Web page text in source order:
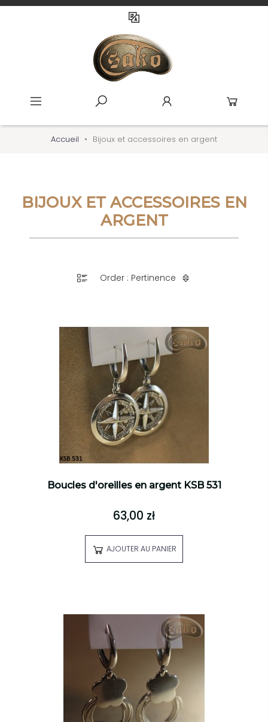
Accueil Bijoux et accessoires en argent
BIJOUX ET ACCESSOIRES EN
ARGENT
Order : Pertinence
Boucles d'oreilles en argent KSB 531
63,00 zł
AJOUTER AU PANIER